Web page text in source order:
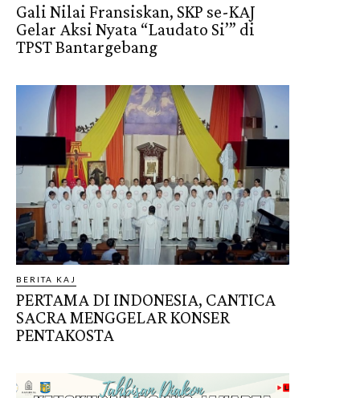
Gali Nilai Fransiskan, SKP se-KAJ
Gelar Aksi Nyata “Laudato Si’” di
TPST Bantargebang
BERITA KAJ
PERTAMA DI INDONESIA, CANTICA
SACRA MENGGELAR KONSER
PENTAKOSTA